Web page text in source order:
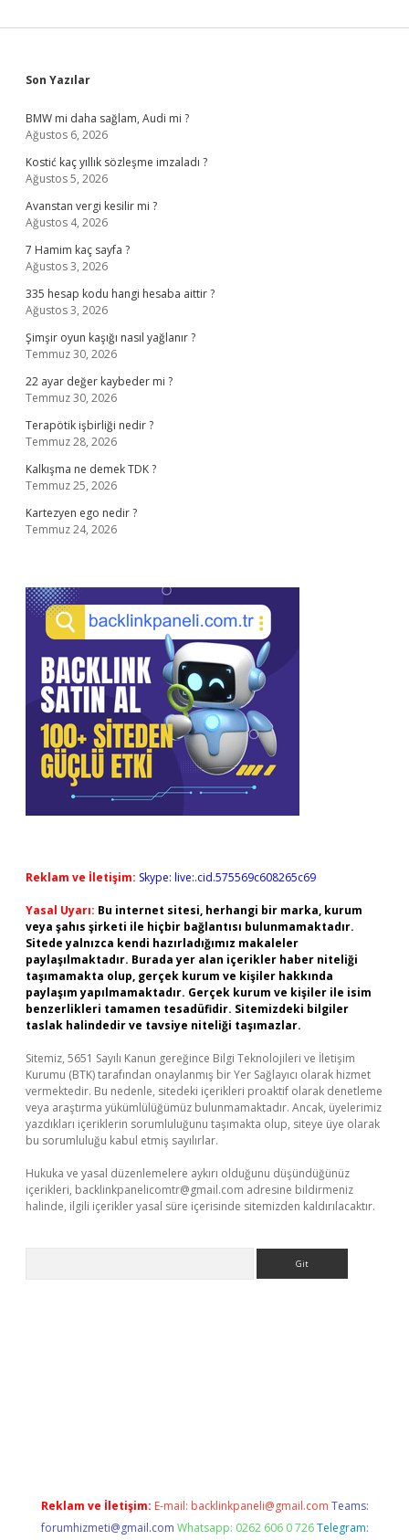
Sidebar
Son Yazılar
BMW mi daha sağlam, Audi mi ?
Ağustos 6, 2026
Kostić kaç yıllık sözleşme imzaladı ?
Ağustos 5, 2026
Avanstan vergi kesilir mi ?
Ağustos 4, 2026
7 Hamim kaç sayfa ?
Ağustos 3, 2026
335 hesap kodu hangi hesaba aittir ?
Ağustos 3, 2026
Şimşir oyun kaşığı nasıl yağlanır ?
Temmuz 30, 2026
22 ayar değer kaybeder mi ?
Temmuz 30, 2026
Terapötik işbirliği nedir ?
Temmuz 28, 2026
Kalkışma ne demek TDK ?
Temmuz 25, 2026
Kartezyen ego nedir ?
Temmuz 24, 2026
Reklam ve İletişim: Skype: live:.cid.575569c608265c69
Yasal Uyarı: Bu internet sitesi, herhangi bir marka, kurum
veya şahıs şirketi ile hiçbir bağlantısı bulunmamaktadır.
Sitede yalnızca kendi hazırladığımız makaleler
paylaşılmaktadır. Burada yer alan içerikler haber niteliği
taşımamakta olup, gerçek kurum ve kişiler hakkında
paylaşım yapılmamaktadır. Gerçek kurum ve kişiler ile isim
benzerlikleri tamamen tesadüfidir. Sitemizdeki bilgiler
taslak halindedir ve tavsiye niteliği taşımazlar.
Sitemiz, 5651 Sayılı Kanun gereğince Bilgi Teknolojileri ve İletişim
Kurumu (BTK) tarafından onaylanmış bir Yer Sağlayıcı olarak hizmet
vermektedir. Bu nedenle, sitedeki içerikleri proaktif olarak denetleme
veya araştırma yükümlülüğümüz bulunmamaktadır. Ancak, üyelerimiz
yazdıkları içeriklerin sorumluluğunu taşımakta olup, siteye üye olarak
bu sorumluluğu kabul etmiş sayılırlar.
Hukuka ve yasal düzenlemelere aykırı olduğunu düşündüğünüz
içerikleri, backlinkpanelicomtr@gmail.com adresine bildirmeniz
halinde, ilgili içerikler yasal süre içerisinde sitemizden kaldırılacaktır.
Reklam ve İletişim: E-mail: backlinkpaneli@gmail.com Teams:
forumhizmeti@gmail.com Whatsapp: 0262 606 0 726 Telegram: